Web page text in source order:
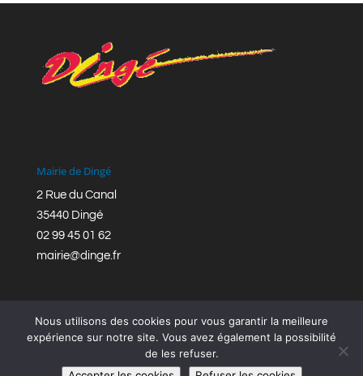
Mairie de Dingé
2 Rue du Canal
35440 Dingé
02 99 45 01 62
mairie@dinge.fr
Réalisation © Mairie de Dingé,Bretagne Romantique
Nous utilisons des cookies pour vous garantir la meilleure
expérience sur notre site. Vous avez également la possibilité
de les refuser.